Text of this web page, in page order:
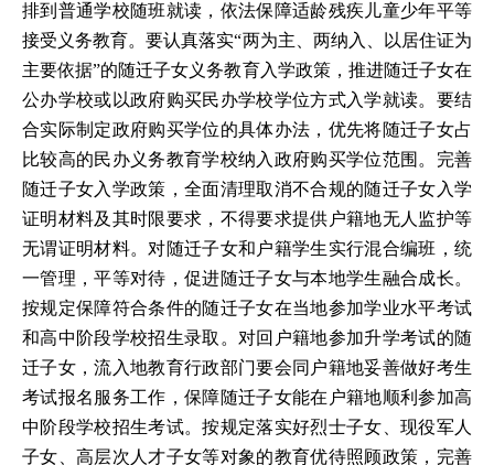
排到普通学校随班就读，依法保障适龄残疾儿童少年平等
接受义务教育。要认真落实“两为主、两纳入、以居住证为
主要依据”的随迁子女义务教育入学政策，推进随迁子女在
公办学校或以政府购买民办学校学位方式入学就读。要结
合实际制定政府购买学位的具体办法，优先将随迁子女占
比较高的民办义务教育学校纳入政府购买学位范围。完善
随迁子女入学政策，全面清理取消不合规的随迁子女入学
证明材料及其时限要求，不得要求提供户籍地无人监护等
无谓证明材料。对随迁子女和户籍学生实行混合编班，统
一管理，平等对待，促进随迁子女与本地学生融合成长。
按规定保障符合条件的随迁子女在当地参加学业水平考试
和高中阶段学校招生录取。对回户籍地参加升学考试的随
迁子女，流入地教育行政部门要会同户籍地妥善做好考生
考试报名服务工作，保障随迁子女能在户籍地顺利参加高
中阶段学校招生考试。按规定落实好烈士子女、现役军人
子女、高层次人才子女等对象的教育优待照顾政策，完善